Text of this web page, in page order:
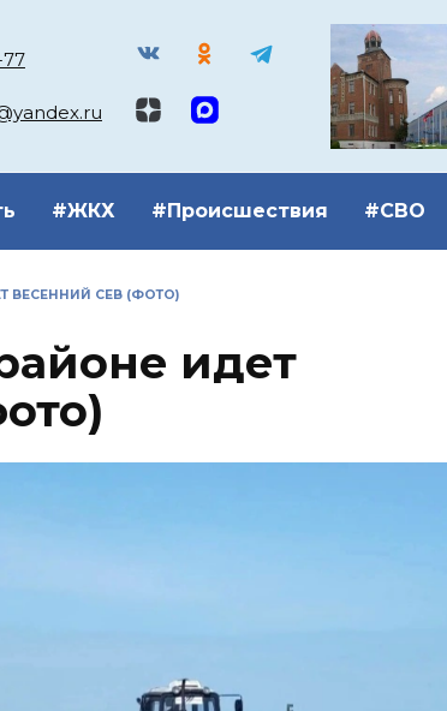
#ЖКХ #Происшествия #СВО
ВЕСЕННИЙ СЕВ (ФОТО)
идет